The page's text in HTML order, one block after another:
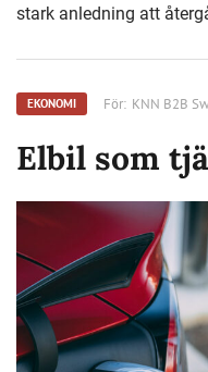
stark anledning att
EKONOMI För: KNN B2B
Elbil som